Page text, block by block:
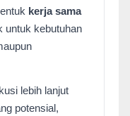
kerja sama
untuk kebutuhan
lebih lanjut
potensial,